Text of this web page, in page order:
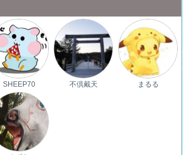
SHEEP70 不倶戴天 まるる